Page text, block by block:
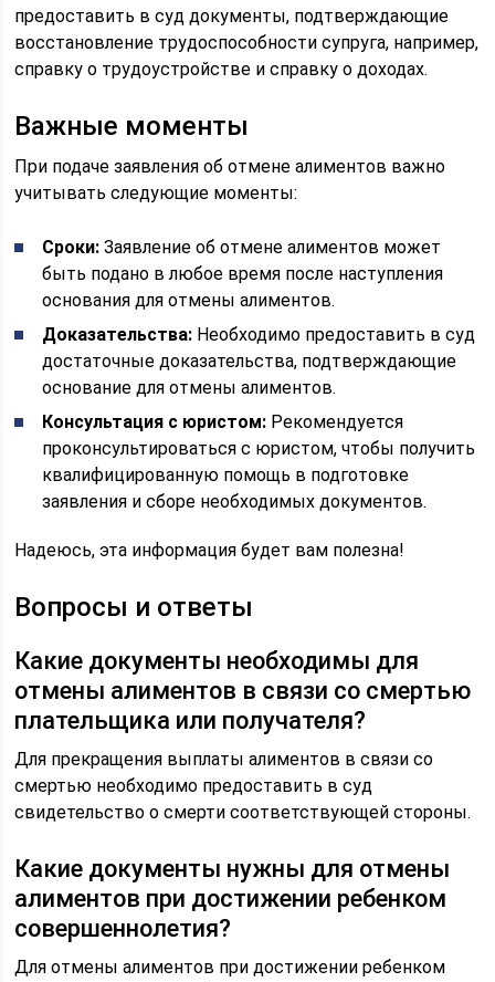
предоставить в суд документы, подтверждающие
восстановление трудоспособности супруга, например,
справку о трудоустройстве и справку о доходах.
Важные моменты
При подаче заявления об отмене алиментов важно
учитывать следующие моменты:
Сроки: Заявление об отмене алиментов может
быть подано в любое время после наступления
основания для отмены алиментов.
Доказательства: Необходимо предоставить в суд
достаточные доказательства, подтверждающие
основание для отмены алиментов.
Консультация с юристом: Рекомендуется
проконсультироваться с юристом, чтобы получить
квалифицированную помощь в подготовке
заявления и сборе необходимых документов.
Надеюсь, эта информация будет вам полезна!
Вопросы и ответы
Какие документы необходимы для
отмены алиментов в связи со смертью
плательщика или получателя?
Для прекращения выплаты алиментов в связи со
смертью необходимо предоставить в суд
свидетельство о смерти соответствующей стороны.
Какие документы нужны для отмены
алиментов при достижении ребенком
совершеннолетия?
Для отмены алиментов при достижении ребенком